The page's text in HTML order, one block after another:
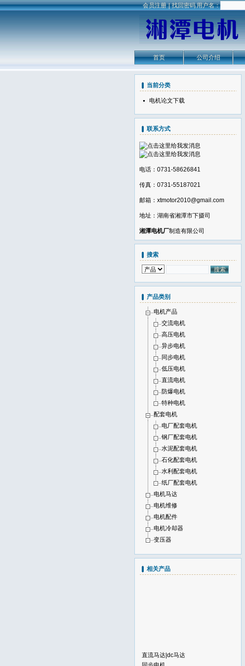
会员注册 | 找回密码用户名：
首页 公司介绍
当前分类
电机论文下载
联系方式
电话：0731-58626841
传真：0731-55187021
邮箱：xtmotor2010@gmail.com
地址：湖南省湘潭市下摄司
湘潭电机厂制造有限公司
搜索
产品类别
电机产品
交流电机
高压电机
异步电机
同步电机
低压电机
直流电机
防爆电机
特种电机
配套电机
电厂配套电机
钢厂配套电机
水泥配套电机
石化配套电机
水利配套电机
纸厂配套电机
电机马达
电机维修
电机配件
电机冷却器
变压器
相关产品
同步电机